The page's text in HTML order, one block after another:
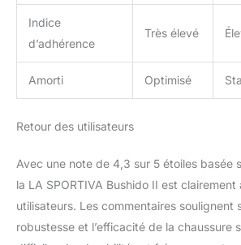
Indice
d’adhérence
Très élevé
Amorti Optimisé
Retour des utilisateurs
Avec une note de 4,3 sur 5 étoiles basée
la LA SPORTIVA Bushido II est
utilisateurs. Les commentaires soulignent
robustesse et l’efficacité de la chaussure